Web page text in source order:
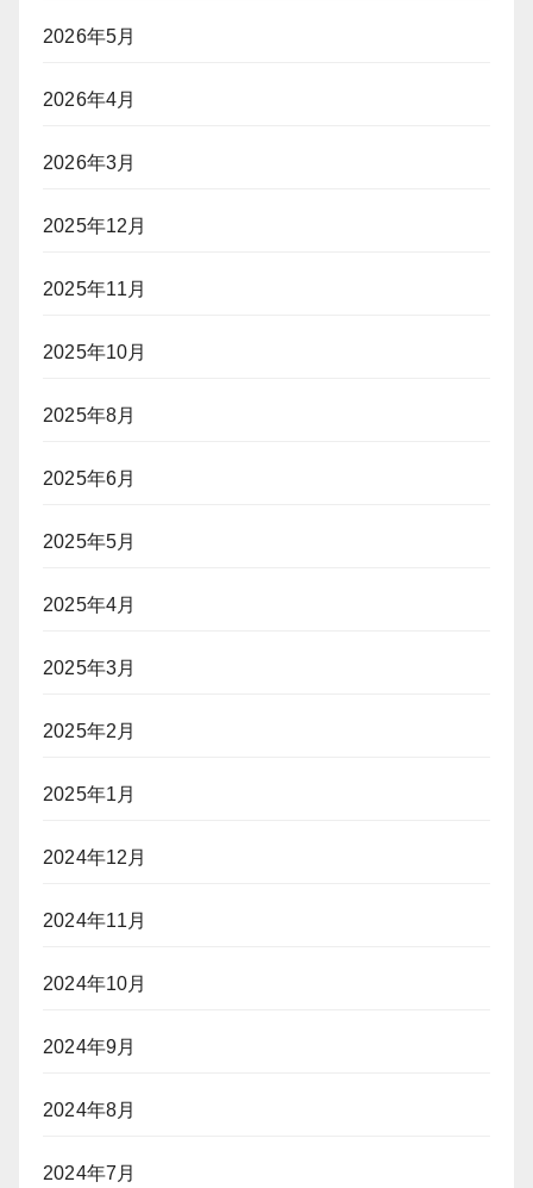
2026年5月
2026年4月
2026年3月
2025年12月
2025年11月
2025年10月
2025年8月
2025年6月
2025年5月
2025年4月
2025年3月
2025年2月
2025年1月
2024年12月
2024年11月
2024年10月
2024年9月
2024年8月
2024年7月